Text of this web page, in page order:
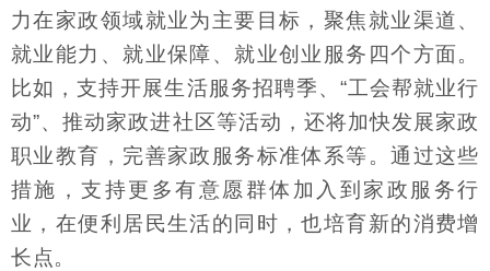
力在家政领域就业为主要目标，聚焦就业渠道、
就业能力、就业保障、就业创业服务四个方面。
比如，支持开展生活服务招聘季、“工会帮就业行
动”、推动家政进社区等活动，还将加快发展家政
职业教育，完善家政服务标准体系等。通过这些
措施，支持更多有意愿群体加入到家政服务行
业，在便利居民生活的同时，也培育新的消费增
长点。